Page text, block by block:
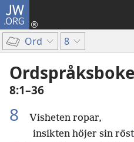
JW.ORG
Ord 8
8:1–36
8
Visheten ropar,
insikten höjer sin